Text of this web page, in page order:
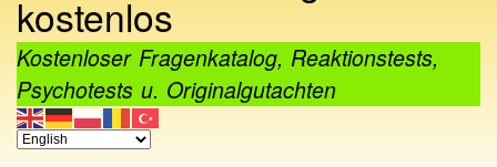
kostenlos
Kostenloser Fragenkatalog, Reaktionstests,
Psychotests u. Originalgutachten